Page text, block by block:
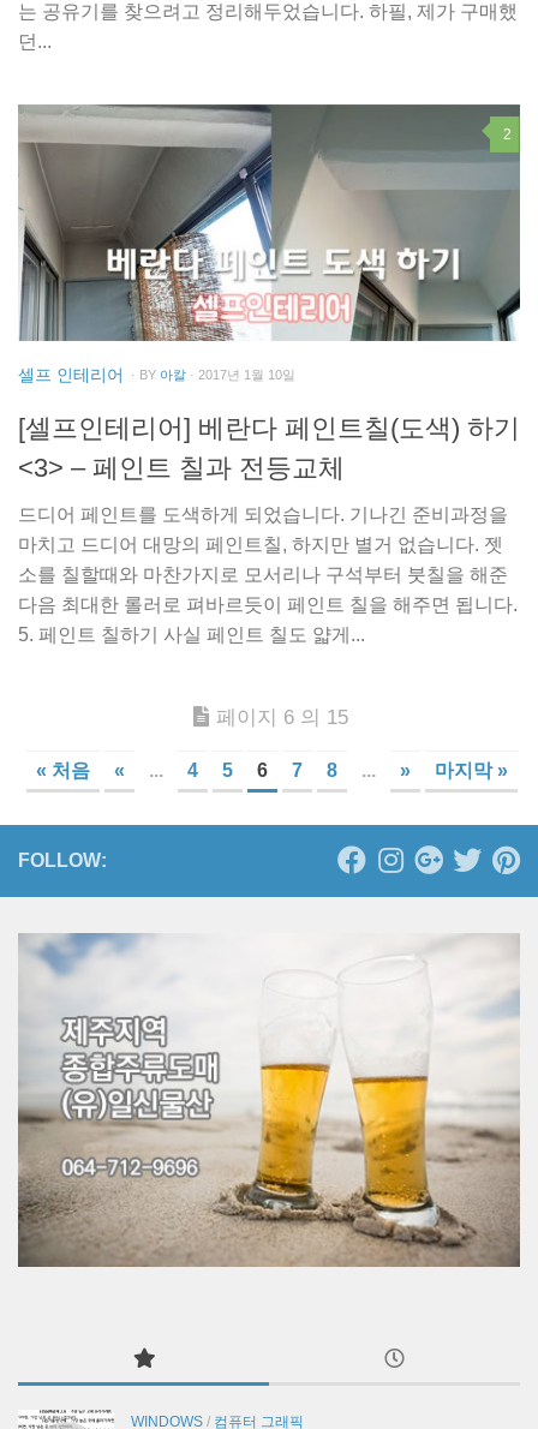
는 공유기를 찾으려고 정리해두었습니다. 하필, 제가 구매했
던...
2
셀프 인테리어 · BY 아칼 · 2017년 1월 10일
[셀프인테리어] 베란다 페인트칠(도색) 하기
<3> – 페인트 칠과 전등교체
드디어 페인트를 도색하게 되었습니다. 기나긴 준비과정을
마치고 드디어 대망의 페인트칠, 하지만 별거 없습니다. 젯
소를 칠할때와 마찬가지로 모서리나 구석부터 붓칠을 해준
다음 최대한 롤러로 펴바르듯이 페인트 칠을 해주면 됩니다.
5. 페인트 칠하기 사실 페인트 칠도 얇게...
페이지 6 의 15
« 처음 « ... 4 5 6 7 8 ... » 마지막 »
FOLLOW:
WINDOWS / 컴퓨터 그래픽